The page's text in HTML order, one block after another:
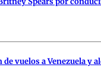
de vuelos a Venezuela y